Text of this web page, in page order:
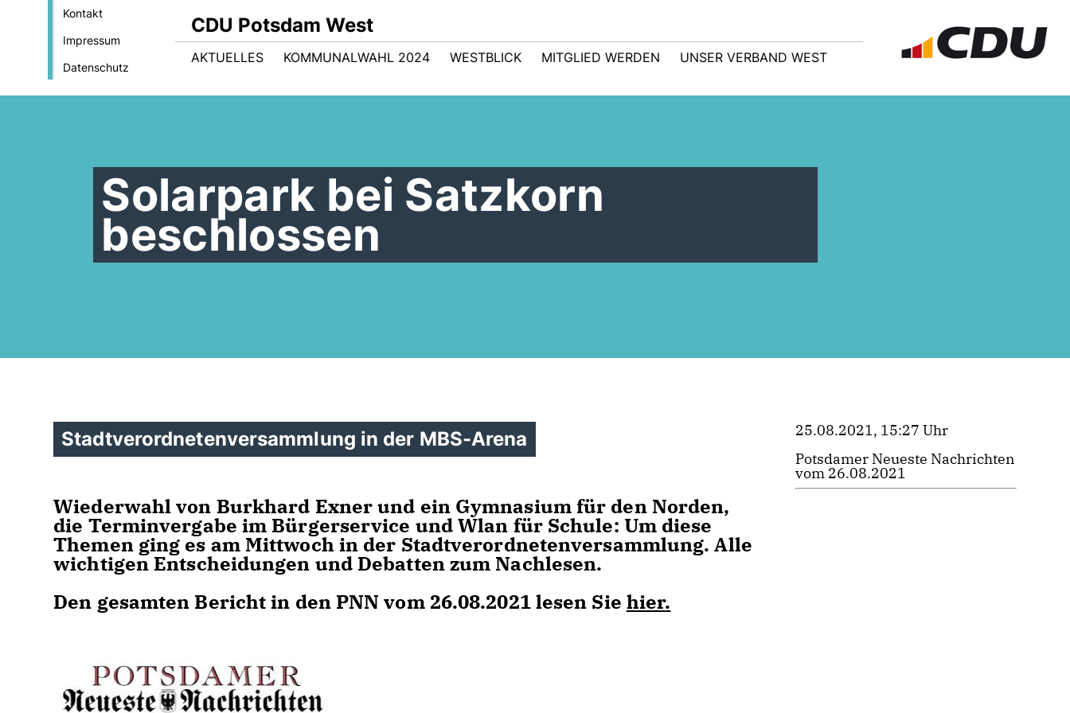
Kontakt
Impressum
Datenschutz
CDU Potsdam West
AKTUELLES KOMMUNALWAHL 2024 WESTBLICK MITGLIED WERDEN UNSER VERBAND WEST
Solarpark bei Satzkorn
beschlossen
Stadtverordnetenversammlung in der MBS-Arena
Wiederwahl von Burkhard Exner und ein Gymnasium für den Norden,
die Terminvergabe im Bürgerservice und Wlan für Schule: Um diese
Themen ging es am Mittwoch in der Stadtverordnetenversammlung. Alle
wichtigen Entscheidungen und Debatten zum Nachlesen.
Den gesamten Bericht in den PNN vom 26.08.2021 lesen Sie hier.
25.08.2021, 15:27 Uhr
Potsdamer Neueste Nachrichten
vom 26.08.2021